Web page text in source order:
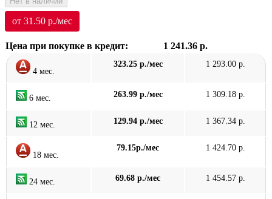
от 31.50 р./мес
Цена при покупке в кредит: 1 241.36 р.
4 мес.
323.25 р./мес 1 293.00 р.
6 мес. 263.99 р./мес 1 309.18 р.
12 мес. 129.94 р./мес 1 367.34 р.
18 мес.
79.15р./мес 1 424.70 р.
24 мес. 69.68 р./мес 1 454.57 р.